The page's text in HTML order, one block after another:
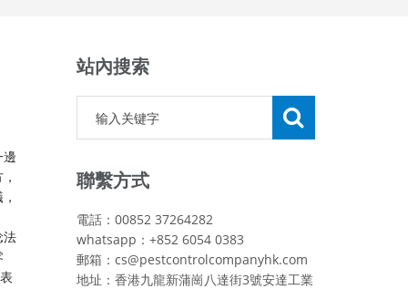
法
站內搜索
聯繫方式
電話：00852 37264282
whatsapp：+852 6054 0383
郵箱：cs@pestcontrolcompanyhk.com
地址：香港九龍新蒲崗八達街3號安達工業